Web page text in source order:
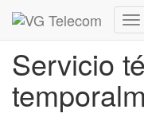
de
Servicio